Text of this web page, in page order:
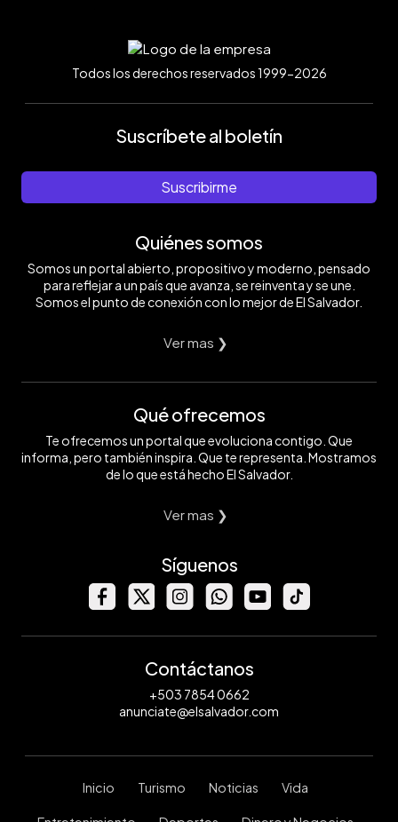
Todos los derechos reservados 1999-2026
Suscríbete al boletín
Suscribirme
Quiénes somos
Somos un portal abierto, propositivo y moderno, pensado
para reflejar a un país que avanza, se reinventa y se une.
Somos el punto de conexión con lo mejor de El Salvador.
Ver mas ❯
Qué ofrecemos
Te ofrecemos un portal que evoluciona contigo. Que
informa, pero también inspira. Que te representa. Mostramos
de lo que está hecho El Salvador.
Ver mas ❯
Síguenos
Contáctanos
+503 7854 0662
anunciate@elsalvador.com
Inicio Turismo Noticias Vida